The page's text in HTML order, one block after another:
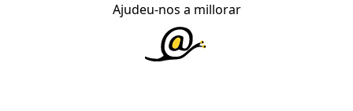
Ajudeu-nos a millorar